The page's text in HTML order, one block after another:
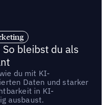
bleibst du als
du mit KI-
Daten und starker
in KI-
ausbaust.